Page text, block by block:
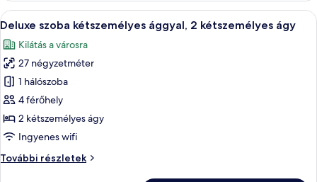
franciaágy
további
A
következő
szoba
összes
képének
megtekintése:
Deluxe
szoba
kétszemélyes
ággyal,
Egy szállodai szoba két ággyal,
7
Deluxe szoba kétszemélyes ággyal, 2 kétszemélyes ágy
Kilátás a városra
27 négyzetméter
1 hálószoba
4 férőhely
2 kétszemélyes ágy
Ingyenes wifi
További részletek
Deluxe